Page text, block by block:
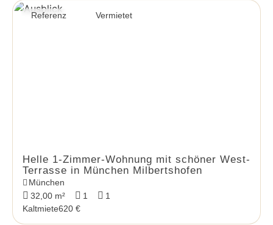
Referenz Vermietet
Helle 1-Zimmer-Wohnung mit schöner West-
Terrasse in München Milbertshofen
München
32,00 m²
1
1
Kaltmiete620 €